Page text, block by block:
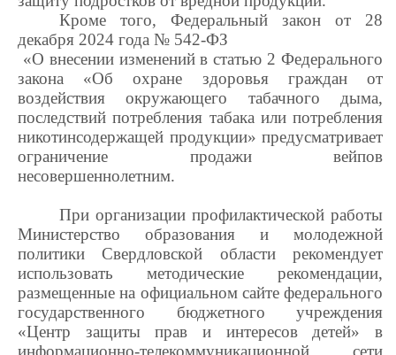
Кроме того, Федеральный закон от 28
декабря 2024 года № 542-ФЗ
«О внесении изменений в статью 2 Федерального
закона «Об охране здоровья граждан от
воздействия окружающего табачного дыма,
последствий потребления табака или потребления
никотинсодержащей продукции» предусматривает
ограничение продажи вейпов
несовершеннолетним.
При организации профилактической работы
Министерство образования и молодежной
политики Свердловской области рекомендует
использовать методические рекомендации,
размещенные на официальном сайте федерального
государственного бюджетного учреждения
«Центр защиты прав и интересов детей» в
информационно-телекоммуникационной сети